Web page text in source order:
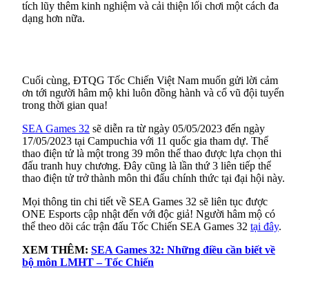
tích lũy thêm kinh nghiệm và cải thiện lối chơi một cách đa
dạng hơn nữa.
Cuối cùng, ĐTQG Tốc Chiến Việt Nam muốn gửi lời cảm
ơn tới người hâm mộ khi luôn đồng hành và cổ vũ đội tuyển
trong thời gian qua!
SEA Games 32 sẽ diễn ra từ ngày 05/05/2023 đến ngày
17/05/2023 tại Campuchia với 11 quốc gia tham dự. Thể
thao điện tử là một trong 39 môn thể thao được lựa chọn thi
đấu tranh huy chương. Đây cũng là lần thứ 3 liên tiếp thể
thao điện tử trở thành môn thi đấu chính thức tại đại hội này.
Mọi thông tin chi tiết về SEA Games 32 sẽ liên tục được
ONE Esports cập nhật đến với độc giả! Người hâm mộ có
thể theo dõi các trận đấu Tốc Chiến SEA Games 32 tại đây.
XEM THÊM: SEA Games 32: Những điều cần biết về
bộ môn LMHT – Tốc Chiến